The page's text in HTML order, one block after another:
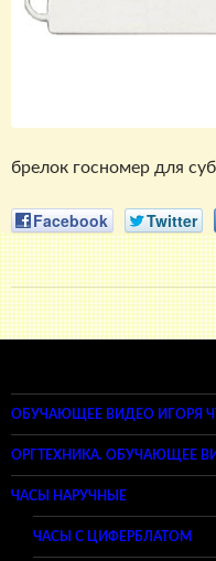
брелок госномер для
Facebook Twitter
ОБУЧАЮЩЕЕ ВИДЕО ИГОРЯ
ОРГТЕХНИКА. ОБУЧАЮЩЕЕ
ЧАСЫ НАРУЧНЫЕ
ЧАСЫ С ЦИФЕРБЛАТОМ